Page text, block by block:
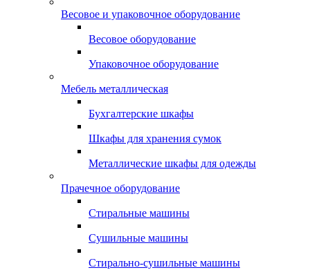
Весовое и упаковочное оборудование
Весовое оборудование
Упаковочное оборудование
Мебель металлическая
Бухгалтерские шкафы
Шкафы для хранения сумок
Металлические шкафы для одежды
Прачечное оборудование
Стиральные машины
Сушильные машины
Стирально-сушильные машины